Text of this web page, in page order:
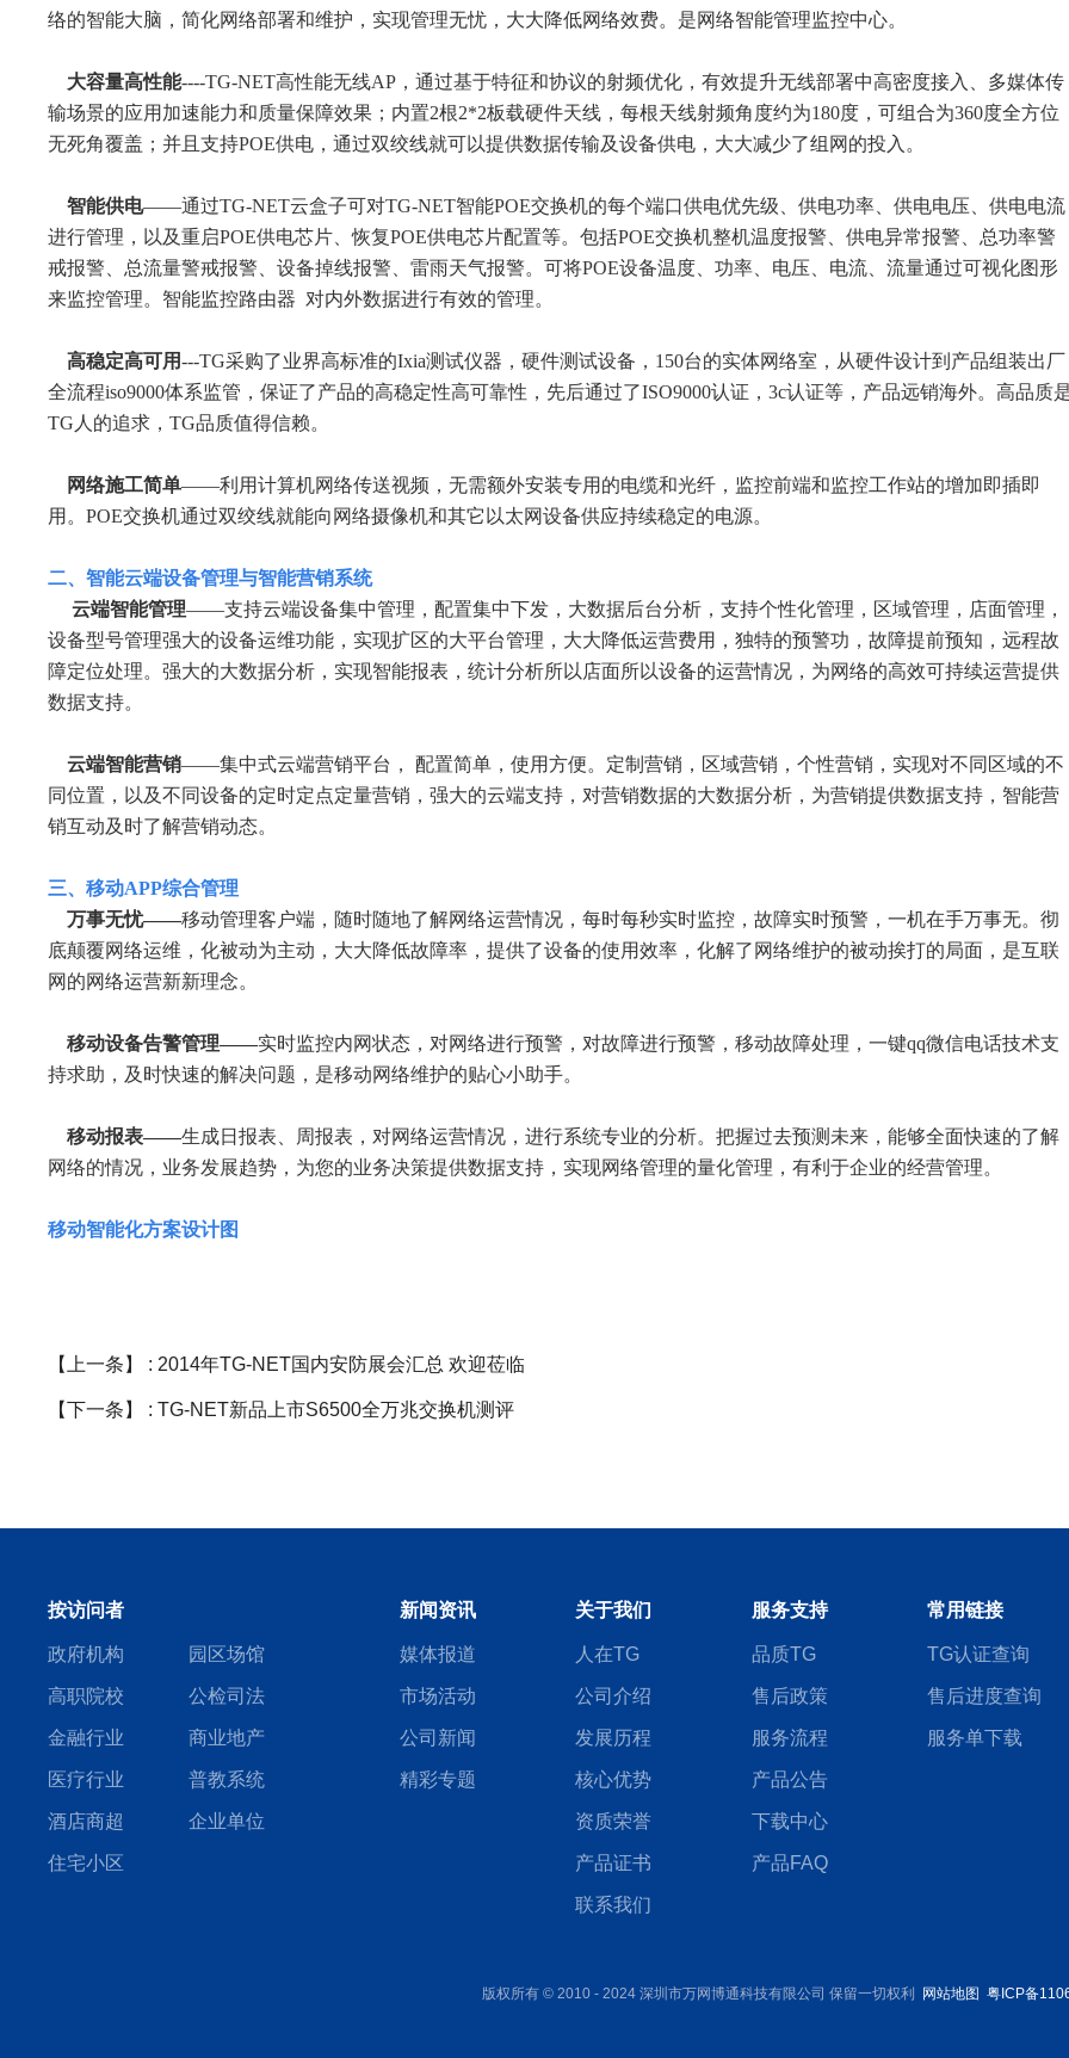
络的智能大脑，简化网络部署和维护，实现管理无忧，大大降低网络效费。是网络智能管理监控中心。
大容量高性能----TG-NET高性能无线AP，通过基于特征和协议的射频优化，有效提升无线部署中高密度接入、多媒体传
输场景的应用加速能力和质量保障效果；内置2根2*2板载硬件天线，每根天线射频角度约为180度，可组合为360度全方位
无死角覆盖；并且支持POE供电，通过双绞线就可以提供数据传输及设备供电，大大减少了组网的投入。
智能供电——通过TG-NET云盒子可对TG-NET智能POE交换机的每个端口供电优先级、供电功率、供电电压、供电电流
进行管理，以及重启POE供电芯片、恢复POE供电芯片配置等。包括POE交换机整机温度报警、供电异常报警、总功率警
戒报警、总流量警戒报警、设备掉线报警、雷雨天气报警。可将POE设备温度、功率、电压、电流、流量通过可视化图形
来监控管理。智能监控路由器 对内外数据进行有效的管理。
高稳定高可用---TG采购了业界高标准的Ixia测试仪器，硬件测试设备，150台的实体网络室，从硬件设计到产品组装出厂
全流程iso9000体系监管，保证了产品的高稳定性高可靠性，先后通过了ISO9000认证，3c认证等，产品远销海外。高品质
TG人的追求，TG品质值得信赖。
网络施工简单——利用计算机网络传送视频，无需额外安装专用的电缆和光纤，监控前端和监控工作站的增加即插即
用。POE交换机通过双绞线就能向网络摄像机和其它以太网设备供应持续稳定的电源。
二、智能云端设备管理与智能营销系统
云端智能管理——支持云端设备集中管理，配置集中下发，大数据后台分析，支持个性化管理，区域管理，店面管理，
设备型号管理强大的设备运维功能，实现扩区的大平台管理，大大降低运营费用，独特的预警功，故障提前预知，远程故
障定位处理。强大的大数据分析，实现智能报表，统计分析所以店面所以设备的运营情况，为网络的高效可持续运营提供
数据支持。
云端智能营销——集中式云端营销平台， 配置简单，使用方便。定制营销，区域营销，个性营销，实现对不同区域的不
同位置，以及不同设备的定时定点定量营销，强大的云端支持，对营销数据的大数据分析，为营销提供数据支持，智能营
销互动及时了解营销动态。
三、移动APP综合管理
万事无忧——移动管理客户端，随时随地了解网络运营情况，每时每秒实时监控，故障实时预警，一机在手万事无。彻
底颠覆网络运维，化被动为主动，大大降低故障率，提供了设备的使用效率，化解了网络维护的被动挨打的局面，是互联
网的网络运营新新理念。
移动设备告警管理——实时监控内网状态，对网络进行预警，对故障进行预警，移动故障处理，一键qq微信电话技术支
持求助，及时快速的解决问题，是移动网络维护的贴心小助手。
移动报表——生成日报表、周报表，对网络运营情况，进行系统专业的分析。把握过去预测未来，能够全面快速的了解
网络的情况，业务发展趋势，为您的业务决策提供数据支持，实现网络管理的量化管理，有利于企业的经营管理。
移动智能化方案设计图
【上一条】 : 2014年TG-NET国内安防展会汇总 欢迎莅临
【下一条】 :TG-NET新品上市S6500全万兆交换机测评
按访问者
政府机构 园区场馆
高职院校 公检司法
金融行业 商业地产
医疗行业 普教系统
酒店商超 企业单位
住宅小区
新闻资讯
媒体报道
市场活动
公司新闻
精彩专题
关于我们
人在TG
公司介绍
发展历程
核心优势
资质荣誉
产品证书
联系我们
服务支持
品质TG
售后政策
服务流程
产品公告
下载中心
产品FAQ
常用链接
TG认证查询
售后进度查询
服务单下载
版权所有 © 2010 - 2024 深圳市万网博通科技有限公司 保留一切权利 网站地图 粤ICP备